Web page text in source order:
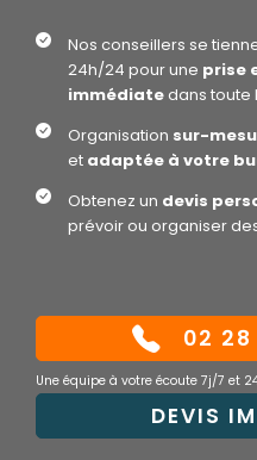
Nos conseillers se
24h/24 pour une prise
immédiatedans toute
Organisation sur-
et adaptée à votre
Obtenez un devis
prévoir ou organiser
02 28
Une équipe à votre écoute 7j/7 et
DEVIS